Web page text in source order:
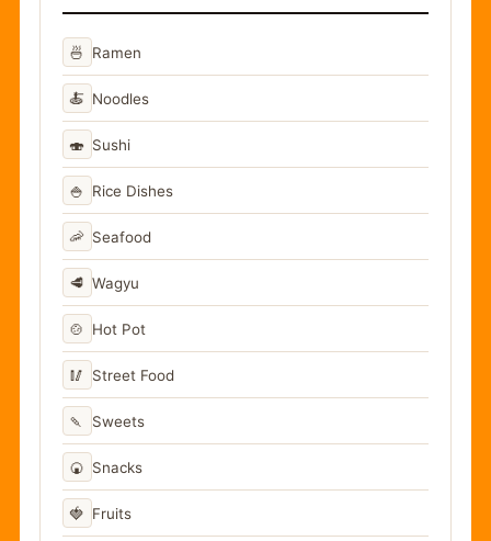
🍜 Ramen
🍝 Noodles
🍣 Sushi
🍚 Rice Dishes
🦐 Seafood
🥩 Wagyu
🍲 Hot Pot
🥢 Street Food
🍡 Sweets
🍘 Snacks
🍓 Fruits